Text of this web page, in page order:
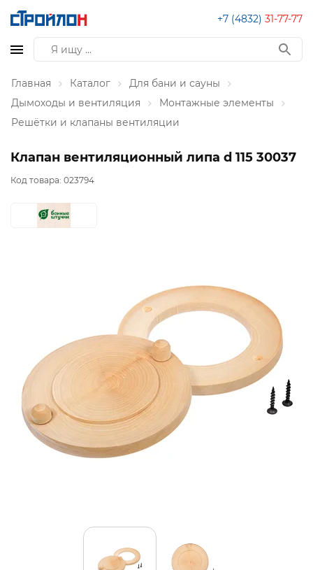
+7 (4832) 31-77-77
Главная Каталог
Для бани и сауны
Дымоходы и вентиляция
Монтажные элементы
Решётки и клапаны вентиляции
Клапан вентиляционный липа d 115 30037
Код товара: 023794